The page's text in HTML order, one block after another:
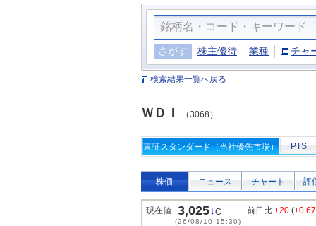
さがす 株主優待 業種 チャ
検索結果一覧へ戻る
ＷＤＩ （3068）
東証スタンダード（当社優先市場） PTS
株価 ニュース チャート 評
現在値 3,025↓C
(26/08/10 15:30)
前日比 +20 (